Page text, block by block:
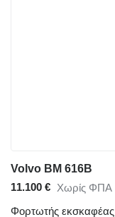
Volvo BM 616B
11.100 € Χωρίς ΦΠΑ
Φορτωτής εκσκαφέας